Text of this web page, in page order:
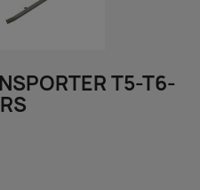
T5-T6-